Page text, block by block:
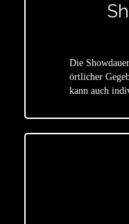
Die
örtlicher
kann auch